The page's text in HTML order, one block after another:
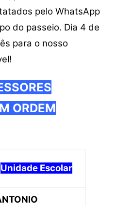
pelo WhatsApp
do passeio. Dia 4 de
para o nosso
ORDEM
Unidade Escolar